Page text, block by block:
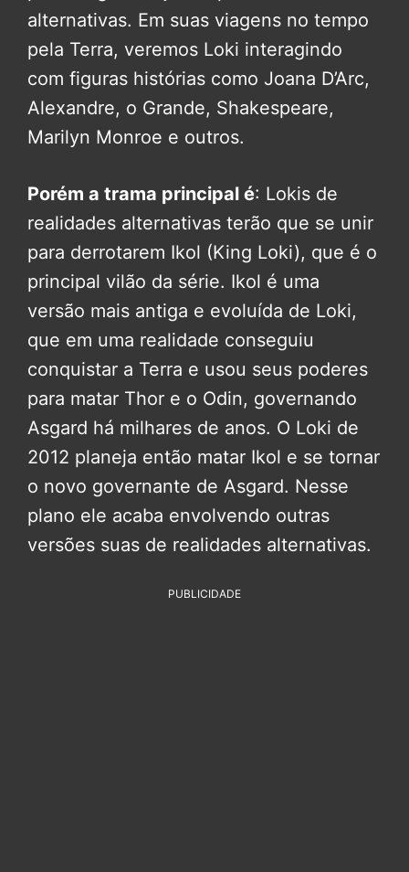
alternativas. Em suas viagens no tempo
pela Terra, veremos Loki interagindo
com figuras histórias como Joana D’Arc,
Alexandre, o Grande, Shakespeare,
Marilyn Monroe e outros.
Porém a trama principal é: Lokis de
realidades alternativas terão que se unir
para derrotarem Ikol (King Loki), que é o
principal vilão da série. Ikol é uma
versão mais antiga e evoluída de Loki,
que em uma realidade conseguiu
conquistar a Terra e usou seus poderes
para matar Thor e o Odin, governando
Asgard há milhares de anos. O Loki de
2012 planeja então matar Ikol e se tornar
o novo governante de Asgard. Nesse
plano ele acaba envolvendo outras
versões suas de realidades alternativas.
PUBLICIDADE